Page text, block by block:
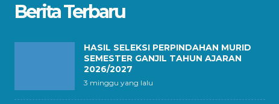
Berita Terbaru
HASIL SELEKSI PERPINDAHAN MURID
SEMESTER GANJIL TAHUN AJARAN
2026/2027
3 minggu yang lalu